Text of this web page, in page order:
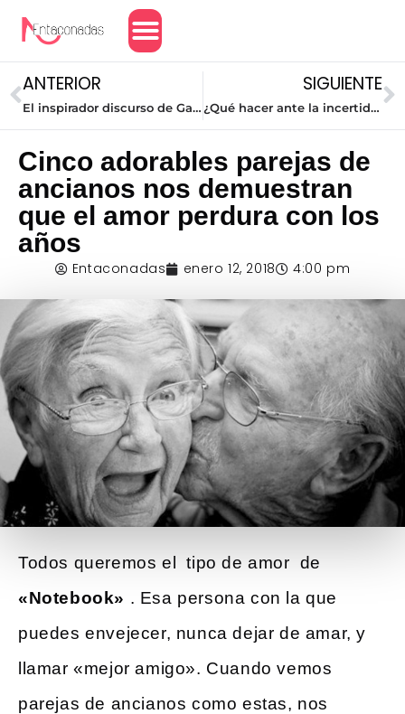
ANTERIOR
El inspirador discurso de Gal Gadot al recibir su premio en los Critics’ Choice Awards
SIGUIENTE
¿Qué hacer ante la incertidumbre?
Cinco adorables parejas de
ancianos nos demuestran
que el amor perdura con los
años
Entaconadas enero 12, 2018 4:00 pm
Todos queremos el
tipo de amor de
«Notebook» . Esa persona con la que
puedes envejecer, nunca dejar de amar, y
llamar «mejor amigo». Cuando vemos
parejas de ancianos como estas, nos